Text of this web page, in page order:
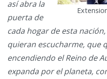
así abra la
puerta de
cada hogar de esta
quieran escucharme, que
encendiendo el Reino de
expanda por el planeta,